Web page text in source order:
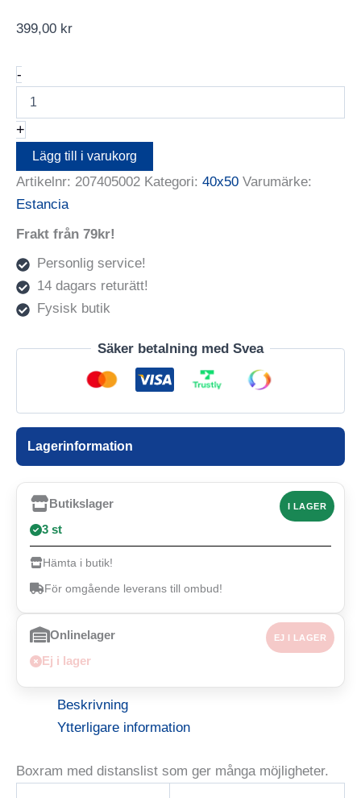
399,00 kr
-Elegant
Box
Grå
40X50
(PP
30X40)
mängd
+
Lägg till i varukorg
Artikelnr: 207405002 Kategori: 40x50 Varumärke:
Estancia
Frakt från 79kr!
Personlig service!
14 dagars returätt!
Fysisk butik
Säker betalning med Svea
Lagerinformation
Butikslager I LAGER
3 st
Hämta i butik!
För omgående leverans till ombud!
Onlinelager EJ I LAGER
Ej i lager
Beskrivning
Ytterligare information
Boxram med distanslist som ger många möjligheter.